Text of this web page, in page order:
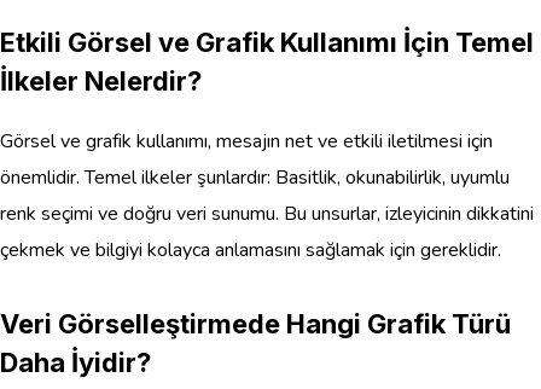
Etkili Görsel ve Grafik Kullanımı İçin Temel
İlkeler Nelerdir?
Görsel ve grafik kullanımı, mesajın net ve etkili iletilmesi için
önemlidir. Temel ilkeler şunlardır: Basitlik, okunabilirlik, uyumlu
renk seçimi ve doğru veri sunumu. Bu unsurlar, izleyicinin dikkatini
çekmek ve bilgiyi kolayca anlamasını sağlamak için gereklidir.
Veri Görselleştirmede Hangi Grafik Türü
Daha İyidir?